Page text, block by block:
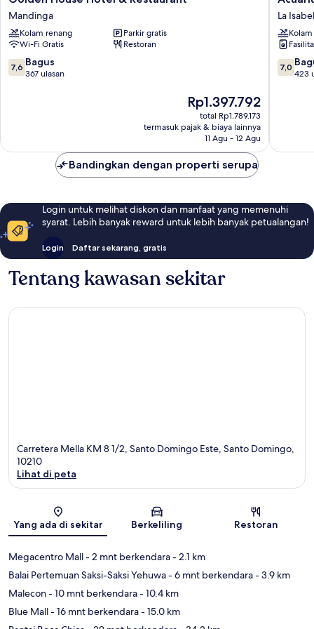
House
Hotel
&
Restaurant
Mandinga
Mandinga
Kolam renang
Parkir gratis
Wi-Fi Gratis
Restoran
7.6
dari
7,6 Bagus
367 ulasan
Harga
sekarang
Rp1.397.792
Rp1.397.792
total Rp1.789.173
termasuk pajak & biaya lainnya
11 Agu - 12 Agu
Suite
Resort
La
Isabelita
La
7.0
dari
7,0
423
Bandingkan dengan properti serupa
Login untuk melihat diskon dan manfaat yang memenuhi
syarat. Lebih banyak reward untuk lebih banyak petualangan!
Login Daftar sekarang, gratis
Tentang kawasan sekitar
Carretera Mella KM 8 1/2, Santo Domingo Este, Santo Domingo,
10210
Lihat di peta
Yang ada di sekitar Berkeliling Restoran
Megacentro Mall- 2 mnt berkendara- 2.1 km
Balai Pertemuan Saksi-Saksi Yehuwa- 6 mnt berkendara- 3.9 km
Malecon- 10 mnt berkendara- 10.4 km
Blue Mall- 16 mnt berkendara- 15.0 km